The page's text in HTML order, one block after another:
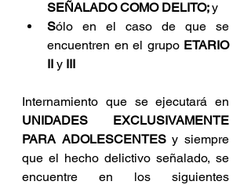
SEÑALADO COMO DELITO; y
Sólo en el caso de que se
encuentren en el grupo ETARIO
II y III
UNIDADES EXCLUSIVAMENTE
PARA ADOLESCENTES y siempre
que el hecho delictivo señalado, se
encuentre en los siguientes